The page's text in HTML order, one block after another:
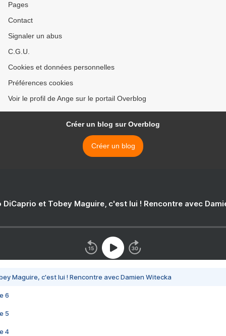
Pages
Contact
Signaler un abus
C.G.U.
Cookies et données personnelles
Préférences cookies
Voir le profil de Ange sur le portail Overblog
Créer un blog sur Overblog
Créer un blog
DiCaprio et Tobey Maguire, c'est lui ! Rencontre avec
Maguire, c'est lui ! Rencontre avec Damien Witecka
6
5
4